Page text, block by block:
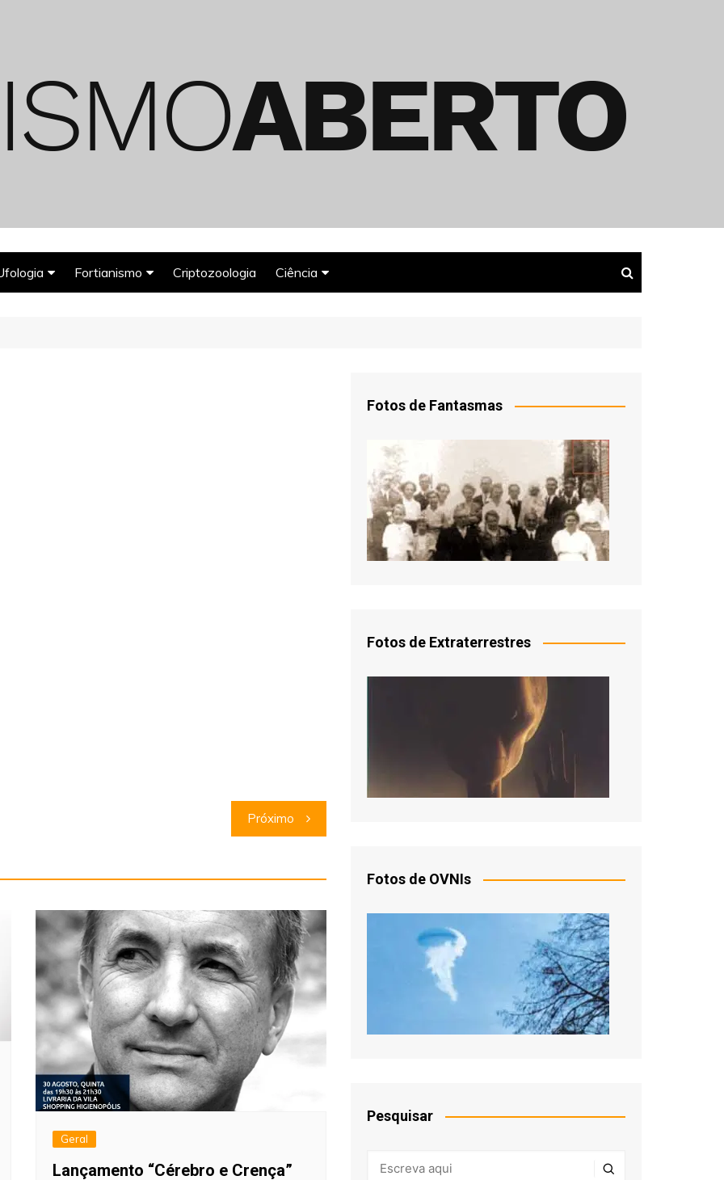
Fortianismo Criptozoologia Ciência
Próximo
Geral
Lançamento “Cérebro e Crença”
Fotos de Fantasmas
Fotos de Extraterrestres
Fotos de OVNIs
Pesquisar